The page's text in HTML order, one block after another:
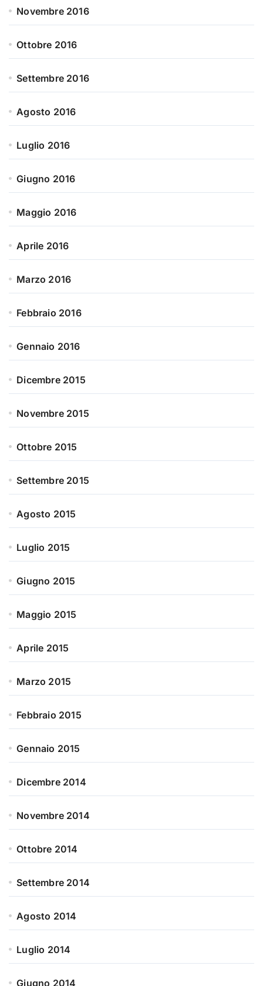
Novembre 2016
Ottobre 2016
Settembre 2016
Agosto 2016
Luglio 2016
Giugno 2016
Maggio 2016
Aprile 2016
Marzo 2016
Febbraio 2016
Gennaio 2016
Dicembre 2015
Novembre 2015
Ottobre 2015
Settembre 2015
Agosto 2015
Luglio 2015
Giugno 2015
Maggio 2015
Aprile 2015
Marzo 2015
Febbraio 2015
Gennaio 2015
Dicembre 2014
Novembre 2014
Ottobre 2014
Settembre 2014
Agosto 2014
Luglio 2014
Giugno 2014